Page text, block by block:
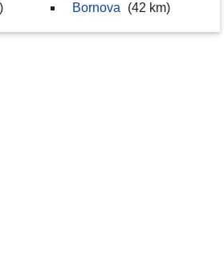
Bornova (42 km)